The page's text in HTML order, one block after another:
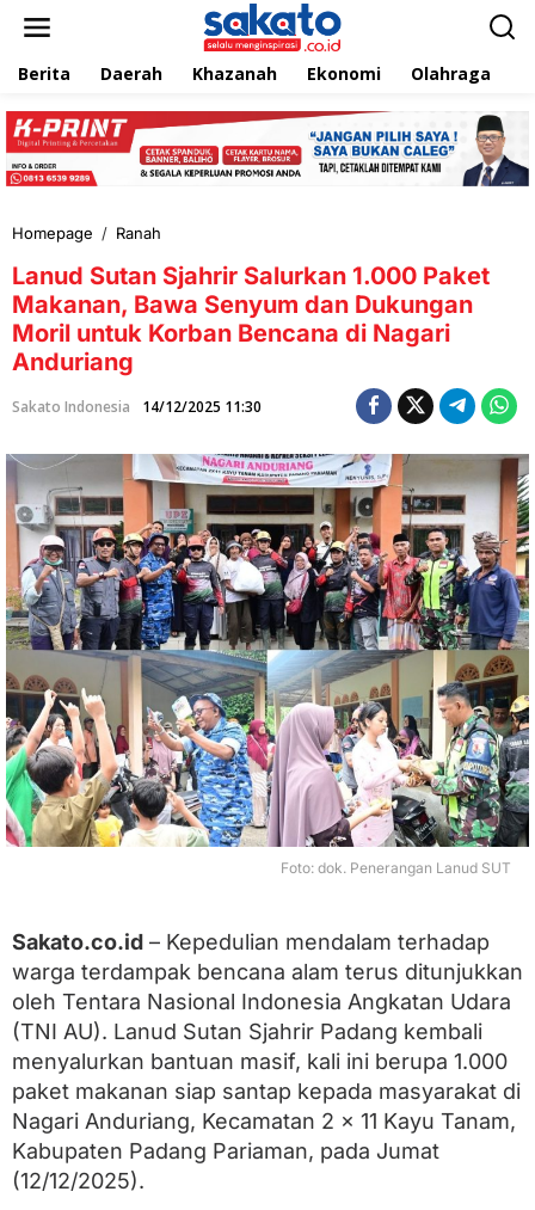
e
k
Berita Daerah Khazanah Ekonomi Olahraga
Homepage / Ranah
n
u
d
S
a
j
a
h
r
i
r
S
a
l
u
r
a
n
1
.
0
0
e
t
M
a
k
n
a
n
B
Lanud Sutan Sjahrir Salurkan 1.000 Paket
Makanan, Bawa Senyum dan Dukungan
Moril untuk Korban Bencana di Nagari
Anduriang
Sakato Indonesia 14/12/2025 11:30
Foto: dok. Penerangan Lanud SUT
Sakato.co.id – Kepedulian mendalam terhadap
warga terdampak bencana alam terus ditunjukkan
oleh Tentara Nasional Indonesia Angkatan Udara
(TNI AU). Lanud Sutan Sjahrir Padang kembali
menyalurkan bantuan masif, kali ini berupa 1.000
paket makanan siap santap kepada masyarakat di
Nagari Anduriang, Kecamatan 2 x 11 Kayu Tanam,
Kabupaten Padang Pariaman, pada Jumat
(12/12/2025).